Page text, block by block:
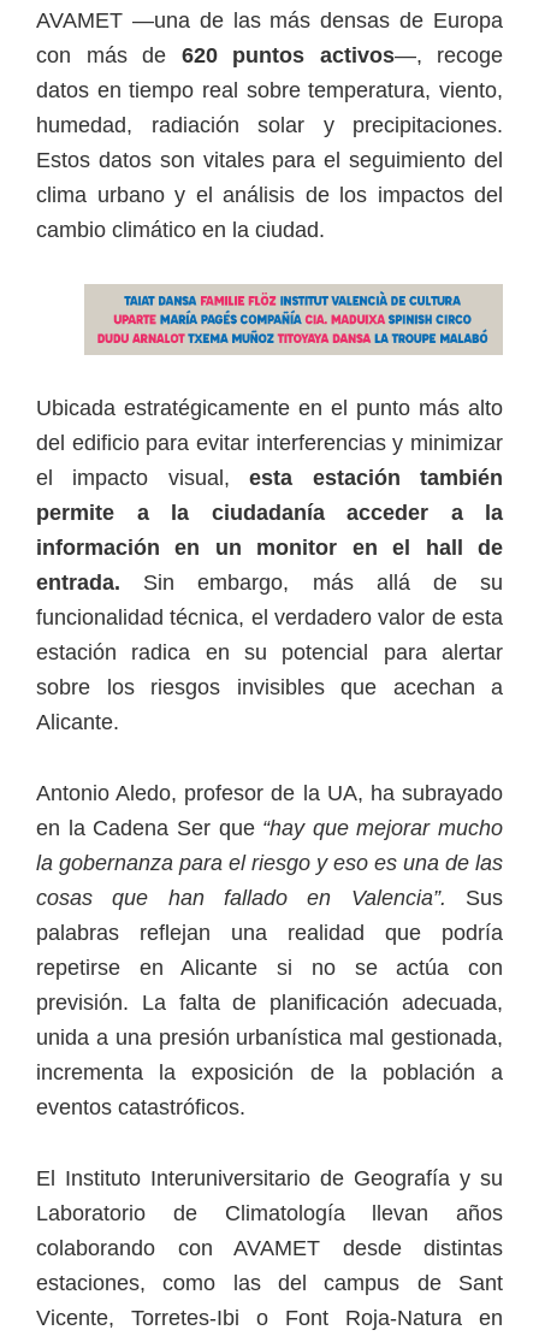
AVAMET —una de las más densas de Europa
con más de 620 puntos activos—, recoge
datos en tiempo real sobre temperatura, viento,
humedad, radiación solar y precipitaciones.
Estos datos son vitales para el seguimiento del
clima urbano y el análisis de los impactos del
cambio climático en la ciudad.
Ubicada estratégicamente en el punto más alto
del edificio para evitar interferencias y minimizar
el impacto visual,esta estación también
permite a la ciudadanía acceder a la
información en un monitor en el hall de
entrada. Sin embargo, más allá de su
funcionalidad técnica, el verdadero valor de esta
estación radica en su potencial para alertar
sobre los riesgos invisibles que acechan a
Alicante.
Antonio Aledo, profesor de la UA, ha subrayado
en la Cadena Ser que “hay que mejorar mucho
la gobernanza para el riesgo y eso es una de las
cosas que han fallado en Valencia”. Sus
palabras reflejan una realidad que podría
repetirse en Alicante si no se actúa con
previsión. La falta de planificación adecuada,
unida a una presión urbanística mal gestionada,
incrementa la exposición de la población a
eventos catastróficos.
El Instituto Interuniversitario de Geografía y su
Laboratorio de Climatología llevan años
colaborando con AVAMET desde distintas
estaciones, como las del campus de Sant
Vicente, Torretes-Ibi o Font Roja-Natura en